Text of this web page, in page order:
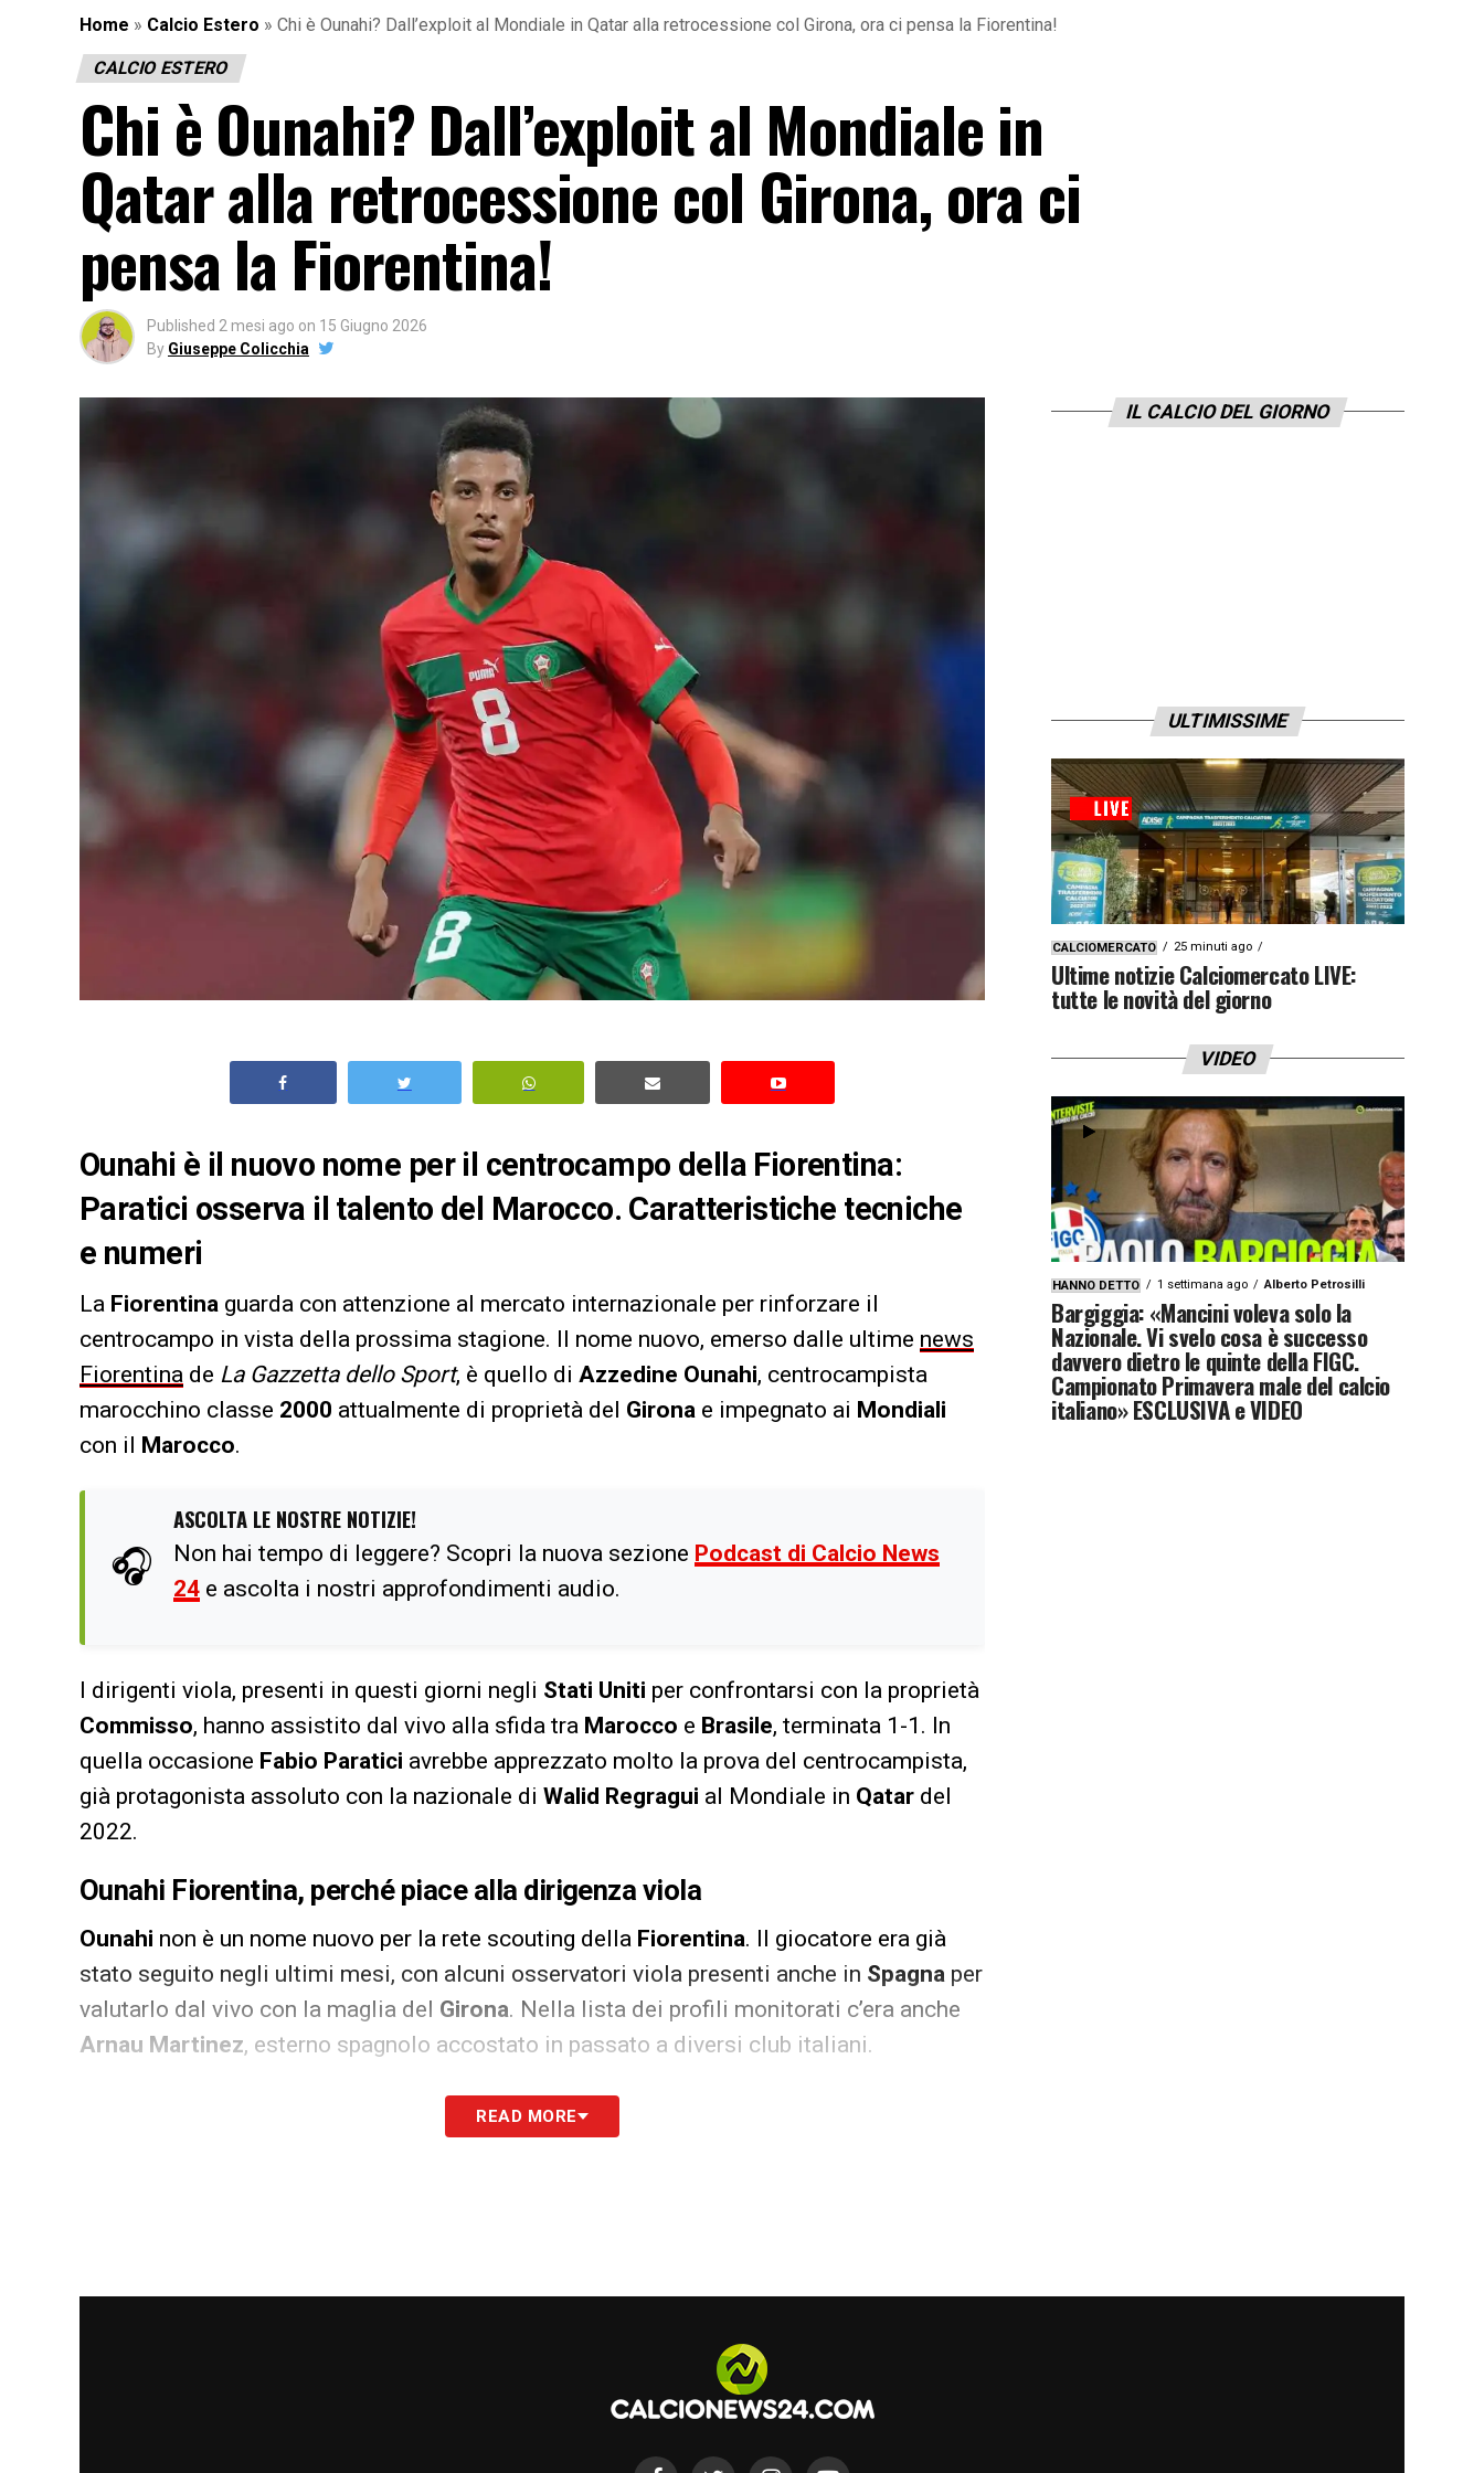
Home » Calcio Estero » Chi è Ounahi? Dall’exploit al Mondiale in Qatar alla retrocessione col Girona, ora ci pensa la Fiorentina!
CALCIO ESTERO
Chi è Ounahi? Dall’exploit al Mondiale in
Qatar alla retrocessione col Girona, ora ci
pensa la Fiorentina!
Published 2 mesi ago on 15 Giugno 2026
By Giuseppe Colicchia
Ounahi è il nuovo nome per il centrocampo della Fiorentina:
Paratici osserva il talento del Marocco. Caratteristiche tecniche
e numeri
La Fiorentina guarda con attenzione al mercato internazionale per rinforzare il
centrocampo in vista della prossima stagione. Il nome nuovo, emerso dalle ultime news
Fiorentina de La Gazzetta dello Sport, è quello di Azzedine Ounahi, centrocampista
marocchino classe 2000 attualmente di proprietà del Girona e impegnato ai Mondiali
con il Marocco.
🎧
ASCOLTA LE NOSTRE NOTIZIE!
Non hai tempo di leggere? Scopri la nuova sezione Podcast di Calcio News
24 e ascolta i nostri approfondimenti audio.
I dirigenti viola, presenti in questi giorni negli Stati Uniti per confrontarsi con la proprietà
Commisso, hanno assistito dal vivo alla sfida tra Marocco e Brasile, terminata 1-1. In
quella occasione Fabio Paratici avrebbe apprezzato molto la prova del centrocampista,
già protagonista assoluto con la nazionale di Walid Regragui al Mondiale in Qatar del
2022.
Ounahi Fiorentina, perché piace alla dirigenza viola
Ounahi non è un nome nuovo per la rete scouting della Fiorentina. Il giocatore era già
stato seguito negli ultimi mesi, con alcuni osservatori viola presenti anche in Spagna per
valutarlo dal vivo con la maglia del Girona. Nella lista dei profili monitorati c’era anche
Arnau Martinez, esterno spagnolo accostato in passato a diversi club italiani.
Ultime notizie Calciomercato LIVE: tutte le novità del giorno
piede.
READ MORE
IL CALCIO DEL GIORNO
ULTIMISSIME
CALCIOMERCATO 25 minuti ago
Ultime notizie Calciomercato LIVE:
tutte le novità del giorno
VIDEO
HANNO DETTO 1 settimana ago Alberto Petrosilli
Bargiggia: «Mancini voleva solo la
Nazionale. Vi svelo cosa è successo
davvero dietro le quinte della FIGC.
Campionato Primavera male del calcio
italiano» ESCLUSIVA e VIDEO